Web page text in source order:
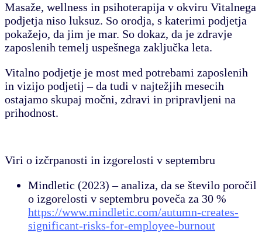
Masaže, wellness in psihoterapija v okviru Vitalnega
podjetja niso luksuz. So orodja, s katerimi podjetja
pokažejo, da jim je mar. So dokaz, da je zdravje
zaposlenih temelj uspešnega zaključka leta.
Vitalno podjetje je most med potrebami zaposlenih
in vizijo podjetij – da tudi v najtežjih mesecih
ostajamo skupaj močni, zdravi in pripravljeni na
prihodnost.
Viri o izčrpanosti in izgorelosti v septembru
Mindletic (2023) – analiza, da se število poročil
o izgorelosti v septembru poveča za 30 %
https://www.mindletic.com/autumn-creates-
significant-risks-for-employee-burnout